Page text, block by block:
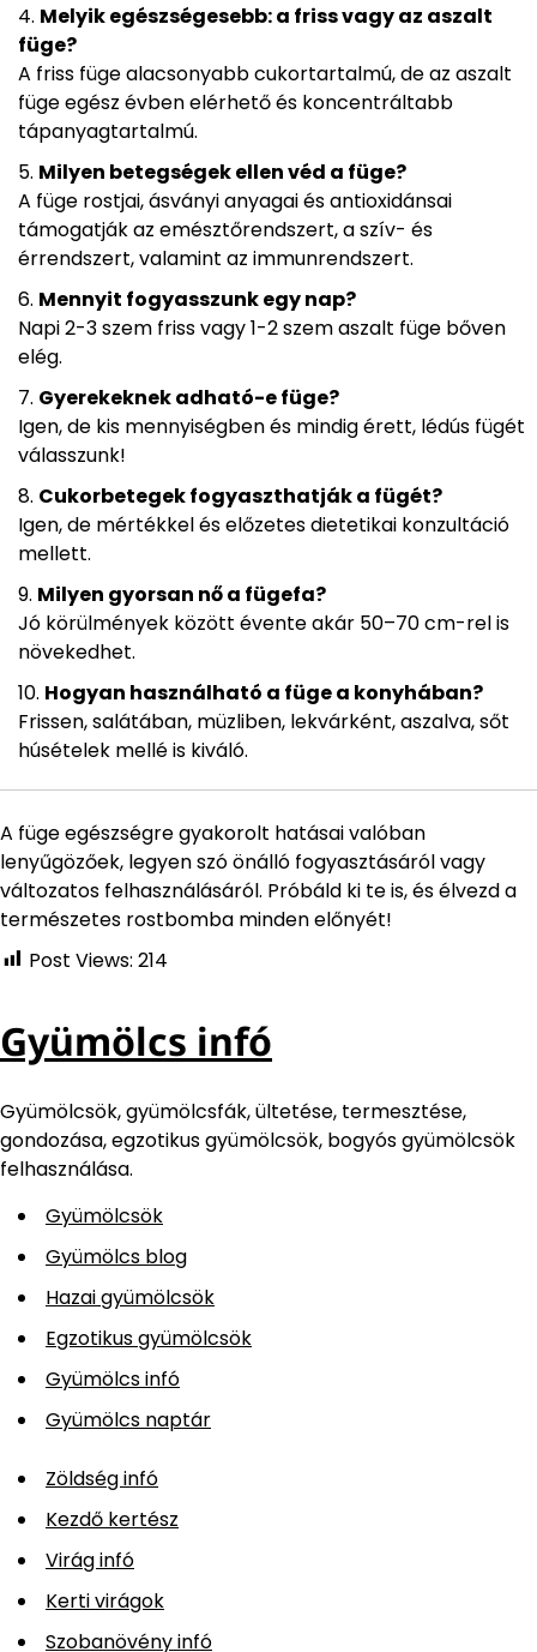
Melyik egészségesebb: a friss vagy az aszalt
füge?
A friss füge alacsonyabb cukortartalmú, de az aszalt
füge egész évben elérhető és koncentráltabb
tápanyagtartalmú.
Milyen betegségek ellen véd a füge?
A füge rostjai, ásványi anyagai és antioxidánsai
támogatják az emésztőrendszert, a szív- és
érrendszert, valamint az immunrendszert.
Mennyit fogyasszunk egy nap?
Napi 2-3 szem friss vagy 1-2 szem aszalt füge bőven
elég.
Gyerekeknek adható-e füge?
Igen, de kis mennyiségben és mindig érett, lédús fügét
válasszunk!
Cukorbetegek fogyaszthatják a fügét?
Igen, de mértékkel és előzetes dietetikai konzultáció
mellett.
Milyen gyorsan nő a fügefa?
Jó körülmények között évente akár 50–70 cm-rel is
növekedhet.
Hogyan használható a füge a konyhában?
Frissen, salátában, müzliben, lekvárként, aszalva, sőt
húsételek mellé is kiváló.
A füge egészségre gyakorolt hatásai valóban
lenyűgözőek, legyen szó önálló fogyasztásáról vagy
változatos felhasználásáról. Próbáld ki te is, és élvezd a
természetes rostbomba minden előnyét!
Post Views: 214
Gyümölcs infó
Gyümölcsök, gyümölcsfák, ültetése, termesztése,
gondozása, egzotikus gyümölcsök, bogyós gyümölcsök
felhasználása.
Gyümölcsök
Gyümölcs blog
Hazai gyümölcsök
Egzotikus gyümölcsök
Gyümölcs infó
Gyümölcs naptár
Zöldség infó
Kezdő kertész
Virág infó
Kerti virágok
Szobanövény infó